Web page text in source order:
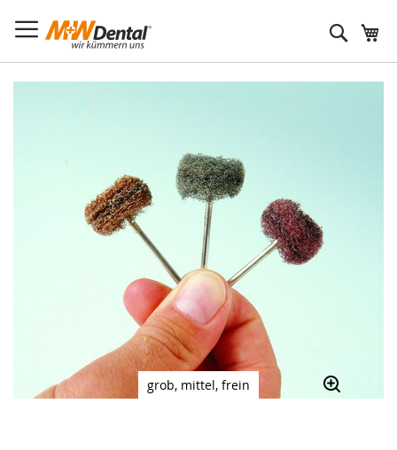
Suche
grob, mittel, frein